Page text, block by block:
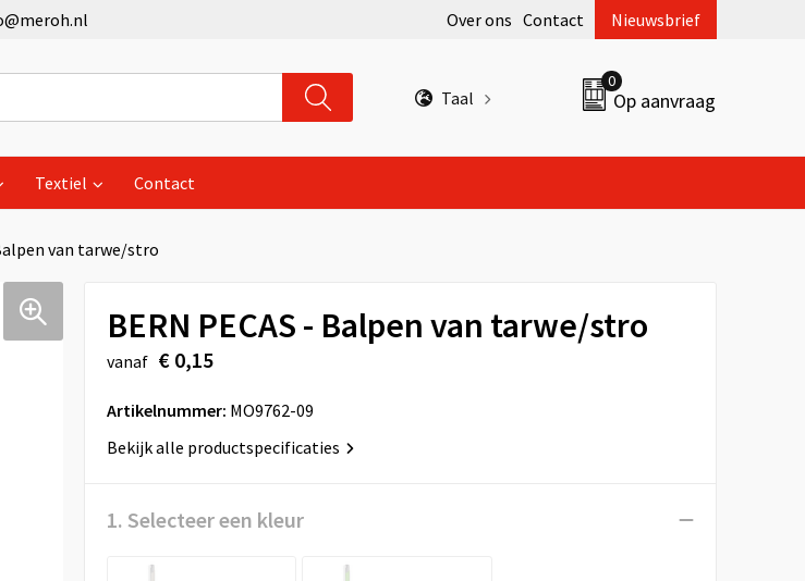
Over ons Contact Nieuwsbrief
Taal
0
Op aanvraag
Textiel Contact
van tarwe/stro
BERN PECAS - Balpen van tarwe/stro
vanaf € 0,15
Artikelnummer: MO9762-09
Bekijk alle productspecificaties
1. Selecteer een kleur